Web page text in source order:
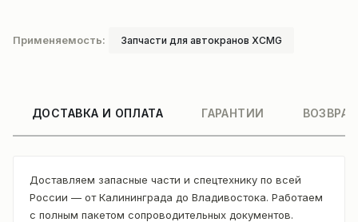
Применяемость: Запчасти для автокранов XCMG
ДОСТАВКА И ОПЛАТА ГАРАНТИИ
Доставляем запасные части и спецтехнику по всей
России — от Калининграда до Владивостока. Работаем
с полным пакетом сопроводительных документов.